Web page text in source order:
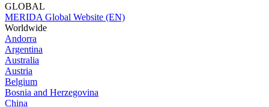
GLOBAL
MERIDA Global Website (EN)
Worldwide
Andorra
Argentina
Australia
Austria
Belgium
Bosnia and Herzegovina
China